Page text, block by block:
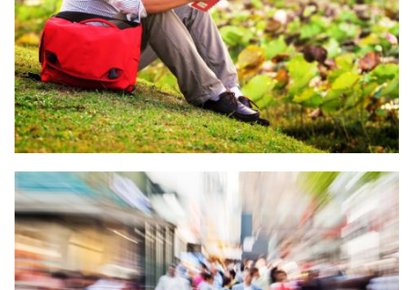
ISLAM AGAMA KEHIDUPAN